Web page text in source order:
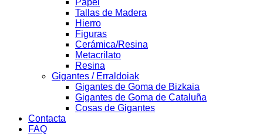
Papel
Tallas de Madera
Hierro
Figuras
Cerámica/Resina
Metacrilato
Resina
Gigantes / Erraldoiak
Gigantes de Goma de Bizkaia
Gigantes de Goma de Cataluña
Cosas de Gigantes
Contacta
FAQ